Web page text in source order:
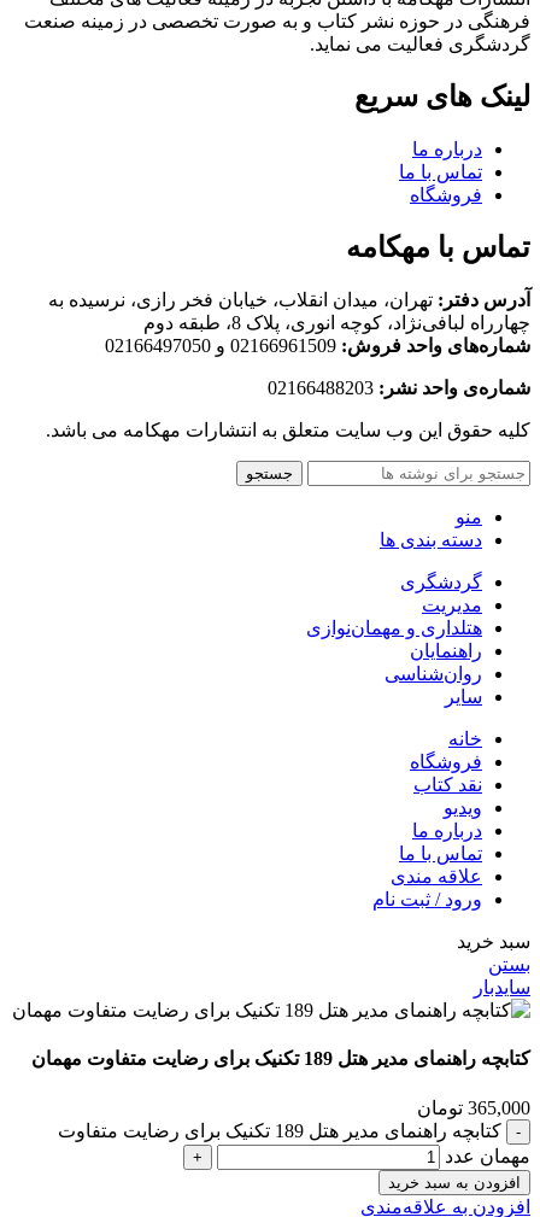
فرهنگی در حوزه نشر کتاب و به صورت تخصصی در زمینه صنعت
گردشگری فعالیت می نماید.
لینک های سریع
درباره ما
تماس با ما
فروشگاه
تماس با مهکامه
آدرس دفتر: تهران، میدان انقلاب، خیابان فخر رازی، نرسیده به
چهارراه لبافی‌نژاد، کوچه انوری، پلاک 8، طبقه دوم
شماره‌های واحد فروش: 02166961509 و 02166497050
شماره‌‌ی واحد نشر:
کلیه حقوق این وب سایت متعلق به انتشارات مهکامه می باشد.
جستجو
منو
دسته بندی ها
گردشگری
مدیریت
هتلداری و مهمان‌نوازی
راهنمایان
روان‌شناسی
سایر
خانه
فروشگاه
نقد کتاب
ویدیو
درباره‌ ما
تماس با ما
علاقه مندی
ورود / ثبت نام
سبد خرید
بستن
سایدبار
کتابچه راهنمای مدیر هتل 189 تکنیک برای رضایت متفاوت مهمان
365,000 تومان
کتابچه راهنمای مدیر هتل 189 تکنیک برای رضایت متفاوت
مهمان عدد
افزودن به سبد خرید
افزودن به علاقه‌مندی